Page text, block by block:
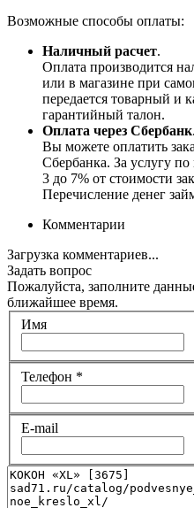
Возможные способы оплаты:
Наличный расчет.
Оплата производится
или в магазине при
передается товарный и
гарантийный талон.
Оплата через Сбербанк.
Вы можете оплатить
Сбербанка. За услугу по
3 до 7% от стоимости
Перечисление денег
Комментарии
Загрузка комментариев...
Задать вопрос
Пожалуйста, заполните
ближайшее время.
Имя
Телефон *
E-mail